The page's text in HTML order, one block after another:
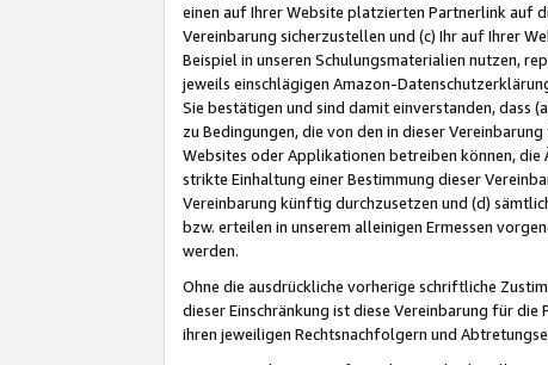
einen auf Ihrer Website platzierten Partnerlink auf
Vereinbarung sicherzustellen und (c) Ihr auf Ihrer
Beispiel in unseren Schulungsmaterialien nutzen,
jeweils einschlägigen Amazon-
Sie bestätigen und sind damit einverstanden, dass
zu Bedingungen, die von den in dieser
Websites oder Applikationen betreiben können, die
strikte Einhaltung einer Bestimmung dieser
Vereinbarung künftig durchzusetzen und (d)
bzw. erteilen in unserem alleinigen Ermessen
werden.
Ohne die ausdrückliche vorherige schriftliche
dieser Einschränkung ist diese Vereinbarung für
ihren jeweiligen Rechtsnachfolgern und